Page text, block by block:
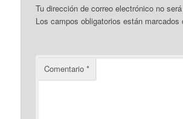
Tu dirección de correo electrónico no
Los campos obligatorios están
Comentario*